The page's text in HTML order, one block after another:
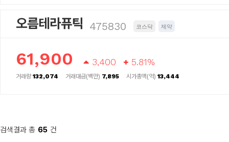
오름테라퓨틱 475830 코스닥 제약
61,900 3,400 5.81%
거래량132,074 거래대금(백만) 7,895 시가총액(억) 13,444
검색결과 총 65 건